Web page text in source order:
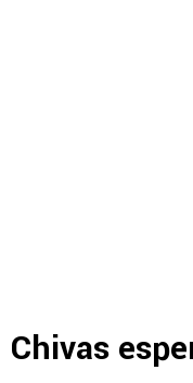
Chivas